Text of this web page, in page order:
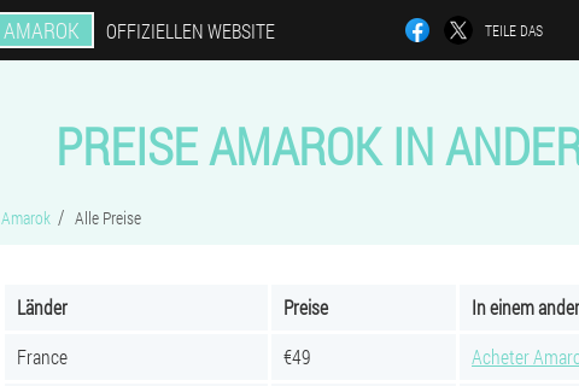
AMAROK OFFIZIELLEN WEBSITE TEILE DAS
PREISE AMAROK IN
Amarok Alle Preise
Länder Preise
In einem
France
€49
Acheter